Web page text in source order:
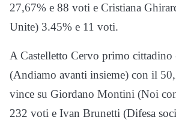
27,67% e 88 voti e Cristiana
Unite) 3.45% e 11 voti.
A Castelletto Cervo primo cittadino
(Andiamo avanti insieme) con il
vince su Giordano Montini (Noi
232 voti e Ivan Brunetti (Difesa